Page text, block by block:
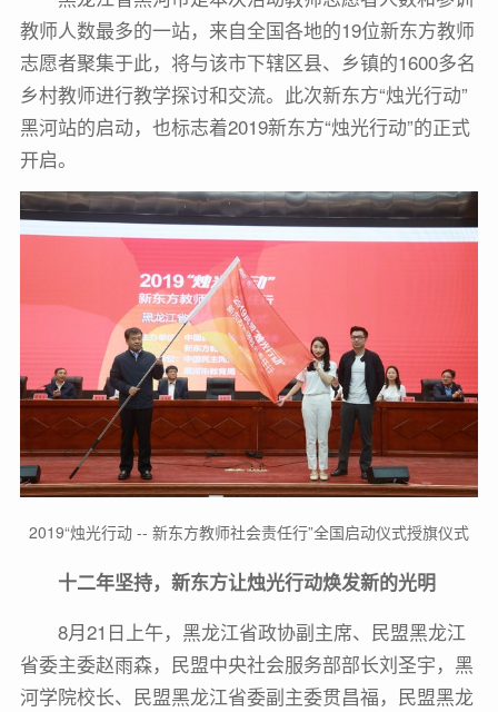
教师人数最多的一站，来自全国各地的19位新东方教师
志愿者聚集于此，将与该市下辖区县、乡镇的1600多名
乡村教师进行教学探讨和交流。此次新东方“烛光行动”
黑河站的启动，也标志着2019新东方“烛光行动”的正式
开启。
2019“烛光行动 -- 新东方教师社会责任行”全国启动仪式授旗仪式
十二年坚持，新东方让烛光行动焕发新的光明
8月21日上午，黑龙江省政协副主席、民盟黑龙江
省委主委赵雨森，民盟中央社会服务部部长刘圣宇，黑
河学院校长、民盟黑龙江省委副主委贯昌福，民盟黑龙